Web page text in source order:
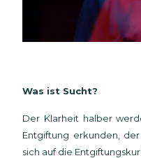
Was ist Sucht?
Der Klarheit halber
Entgiftung erkunden,
sich auf die